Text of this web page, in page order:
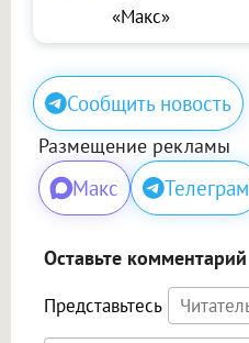
«Макс»
Сообщить новость
Размещение рекламы
Макс Телеграм
Оставьте комментарий
Представьтесь